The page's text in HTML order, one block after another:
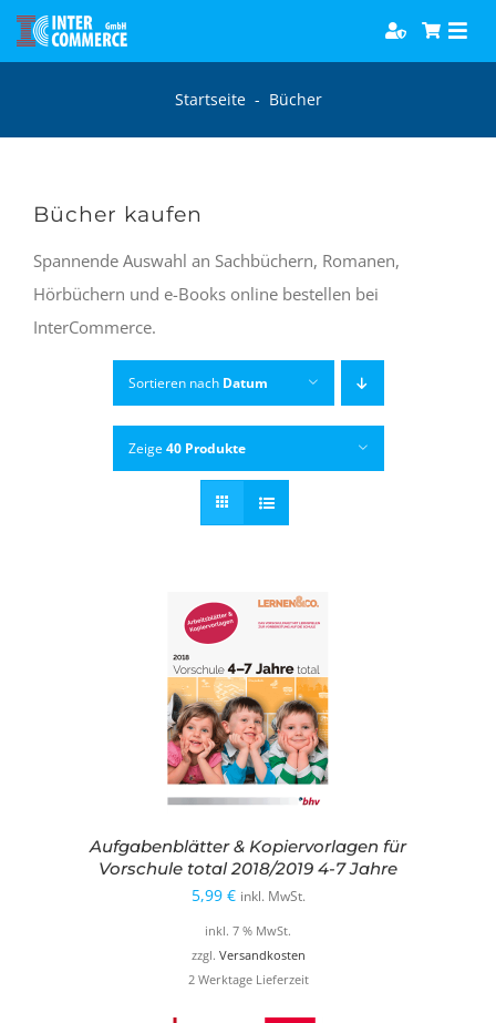
Zum
Inhalt
Hörbücher
Startseite- Bücher
Bücher kaufen
Spannende Auswahl an Sachbüchern, Romanen,
Hörbüchern und e-Books online bestellen bei
InterCommerce.
Sortieren nach Datum
Zeige 40 Produkte
Aufgabenblätter & Kopiervorlagen für
Vorschule total 2018/2019 4-7 Jahre
5,99 € inkl. MwSt.
inkl. 7 % MwSt.
zzgl. Versandkosten
2 Werktage Lieferzeit